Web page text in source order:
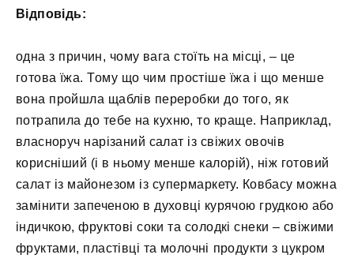
Відповідь:
одна з причин, чому вага стоїть на місці, – це
готова їжа. Тому що чим простіше їжа і що менше
вона пройшла щаблів переробки до того, як
потрапила до тебе на кухню, то краще. Наприклад,
власноруч нарізаний салат із свіжих овочів
корисніший (і в ньому менше калорій), ніж готовий
салат із майонезом із супермаркету. Ковбасу можна
замінити запеченою в духовці курячою грудкою або
індичкою, фруктові соки та солодкі снеки – свіжими
фруктами, пластівці та молочні продукти з цукром